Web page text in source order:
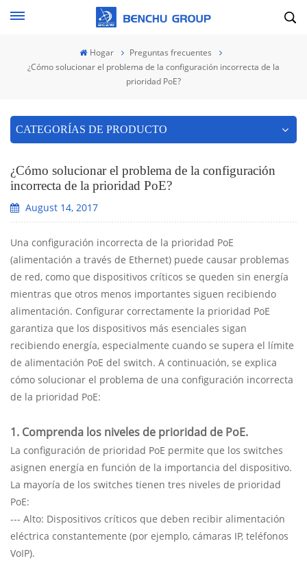
Hogar
Preguntas frecuentes
¿Cómo solucionar el problema de la configuración incorrecta de la
prioridad PoE?
CATEGORÍAS DE PRODUCTO
¿Cómo solucionar el problema de la configuración
incorrecta de la prioridad PoE?
August 14, 2017
Una configuración incorrecta de la prioridad PoE
(alimentación a través de Ethernet) puede causar problemas
de red, como que dispositivos críticos se queden sin energía
mientras que otros menos importantes siguen recibiendo
alimentación. Configurar correctamente la prioridad PoE
garantiza que los dispositivos más esenciales sigan
recibiendo energía, especialmente cuando se supera el límite
de alimentación PoE del switch. A continuación, se explica
cómo solucionar el problema de una configuración incorrecta
de la prioridad PoE:
1. Comprenda los niveles de prioridad de PoE.
La configuración de prioridad PoE permite que los switches
asignen energía en función de la importancia del dispositivo.
La mayoría de los switches tienen tres niveles de prioridad
PoE:
--- Alto: Dispositivos críticos que deben recibir alimentación
eléctrica constantemente (por ejemplo, cámaras IP, teléfonos
VoIP).